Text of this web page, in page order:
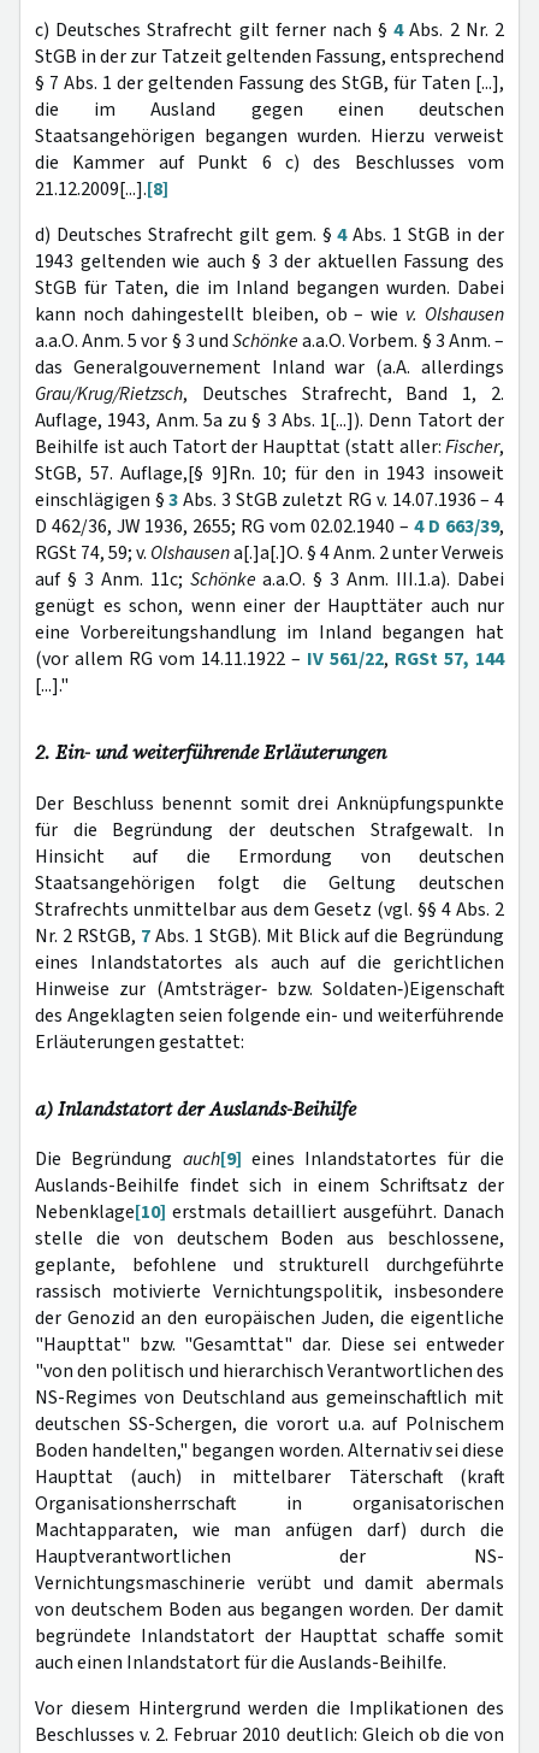
c) Deutsches Strafrecht gilt ferner nach §4Abs. 2 Nr. 2
StGB in der zur Tatzeit geltenden Fassung, entsprechend
§ 7 Abs. 1 der geltenden Fassung des StGB, für Taten [...],
die im Ausland gegen einen deutschen
Staatsangehörigen begangen wurden. Hierzu verweist
die Kammer auf Punkt 6 c) des Beschlusses vom
21.12.2009[...].[8]
d) Deutsches Strafrecht gilt gem. §4Abs. 1 StGB in der
1943 geltenden wie auch § 3 der aktuellen Fassung des
StGB für Taten, die im Inland begangen wurden. Dabei
kann noch dahingestellt bleiben, ob – wie v. Olshausen
a.a.O. Anm. 5 vor § 3 undSchönkea.a.O. Vorbem. § 3 Anm. –
das Generalgouvernement Inland war (a.A. allerdings
Grau/Krug/Rietzsch, Deutsches Strafrecht, Band 1, 2.
Auflage, 1943, Anm. 5a zu § 3 Abs. 1[...]). Denn Tatort der
Beihilfe ist auch Tatort der Haupttat (statt aller:Fischer,
StGB, 57. Auflage,[§ 9]Rn. 10; für den in 1943 insoweit
einschlägigen §3Abs. 3 StGB zuletzt RG v. 14.07.1936 – 4
D 462/36, JW 1936, 2655; RG vom 02.02.1940 – 4 D 663/39,
RGSt 74, 59; v. Olshausena[.]a[.]O. § 4 Anm. 2 unter Verweis
auf § 3 Anm. 11c; Schönke a.a.O. § 3 Anm. III.1.a). Dabei
genügt es schon, wenn einer der Haupttäter auch nur
eine Vorbereitungshandlung im Inland begangen hat
(vor allem RG vom 14.11.1922 – IV 561/22, RGSt 57, 144
[...]."
2. Ein- und weiterführende Erläuterungen
Der Beschluss benennt somit drei Anknüpfungspunkte
für die Begründung der deutschen Strafgewalt. In
Hinsicht auf die Ermordung von deutschen
Staatsangehörigen folgt die Geltung deutschen
Strafrechts unmittelbar aus dem Gesetz (vgl. §§ 4 Abs. 2
Nr. 2 RStGB, 7Abs. 1 StGB). Mit Blick auf die Begründung
eines Inlandstatortes als auch auf die gerichtlichen
Hinweise zur (Amtsträger‑ bzw. Soldaten‑)Eigenschaft
des Angeklagten seien folgende ein- und weiterführende
Erläuterungen gestattet:
a) Inlandstatort der Auslands-Beihilfe
Die Begründung auch[9] eines Inlandstatortes für die
Auslands-Beihilfe findet sich in einem Schriftsatz der
Nebenklage[10] erstmals detailliert ausgeführt. Danach
stelle die von deutschem Boden aus beschlossene,
geplante, befohlene und strukturell durchgeführte
rassisch motivierte Vernichtungspolitik, insbesondere
der Genozid an den europäischen Juden, die eigentliche
"Haupttat" bzw. "Gesamttat" dar. Diese sei entweder
"von den politisch und hierarchisch Verantwortlichen des
NS-Regimes von Deutschland aus gemeinschaftlich mit
deutschen SS-Schergen, die vorort u.a. auf Polnischem
Boden handelten," begangen worden. Alternativ sei diese
Haupttat (auch) in mittelbarer Täterschaft (kraft
Organisationsherrschaft in organisatorischen
Machtapparaten, wie man anfügen darf) durch die
Hauptverantwortlichen der NS-
Vernichtungsmaschinerie verübt und damit abermals
von deutschem Boden aus begangen worden. Der damit
begründete Inlandstatort der Haupttat schaffe somit
auch einen Inlandstatort für die Auslands-Beihilfe.
Vor diesem Hintergrund werden die Implikationen des
Beschlusses v. 2. Februar 2010 deutlich: Gleich ob die von